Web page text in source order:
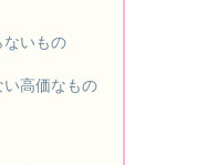
ないもの
高価なもの